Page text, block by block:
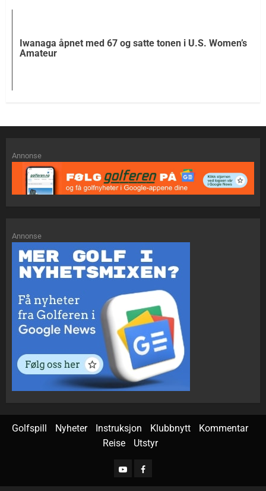
Iwanaga åpnet med 67 og satte tonen i U.S. Women’s
Amateur
Annonse
Annonse
Golfspill Nyheter Instruksjon Klubbnytt
Kommentar
Reise
Utstyr